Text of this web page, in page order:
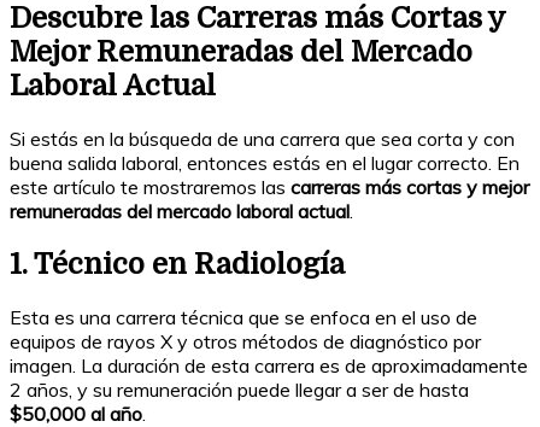
Descubre las Carreras más Cortas y
Mejor Remuneradas del Mercado
Laboral Actual
Si estás en la búsqueda de una carrera que sea corta y con
buena salida laboral, entonces estás en el lugar correcto. En
este artículo te mostraremos las carreras más cortas y mejor
remuneradas del mercado laboral actual.
1. Técnico en Radiología
Esta es una carrera técnica que se enfoca en el uso de
equipos de rayos X y otros métodos de diagnóstico por
imagen. La duración de esta carrera es de aproximadamente
2 años, y su remuneración puede llegar a ser de hasta
$50,000 al año